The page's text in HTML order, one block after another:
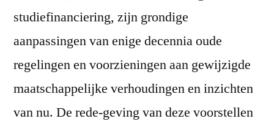
studiefinanciering, zijn grondige
aanpassingen van enige decennia oude
regelingen en voorzieningen aan gewijzigde
maatschappelijke verhoudingen en inzichten
van nu. De rede-geving van deze voorstellen